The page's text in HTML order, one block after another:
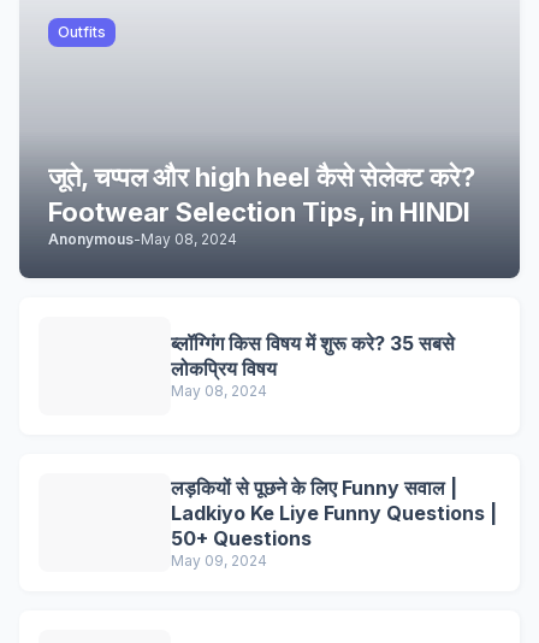
Outfits
जूते, चप्पल और high heel कैसे सेलेक्ट करे?
Footwear Selection Tips, in HINDI
Anonymous-May 08, 2024
ब्लॉग्गिंग किस विषय में शुरू करे? 35 सबसे
लोकप्रिय विषय
May 08, 2024
लड़कियों से पूछने के लिए Funny सवाल |
Ladkiyo Ke Liye Funny Questions |
50+ Questions
May 09, 2024